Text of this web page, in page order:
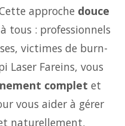
approche douce
tous : professionnels
victimes de burn-
Laser Fareins, vous
complet et
vous aider à gérer
naturellement.